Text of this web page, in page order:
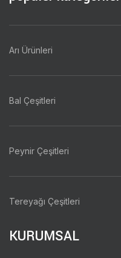
Arı Ürünleri
Bal Çeşitleri
Peynir Çeşitleri
Tereyağı Çeşitleri
KURUMSAL